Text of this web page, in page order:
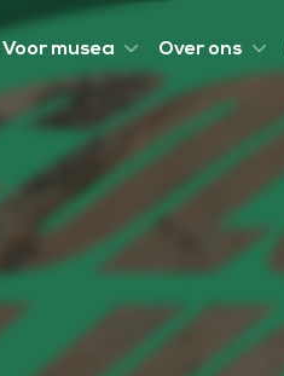
Voor musea Over ons